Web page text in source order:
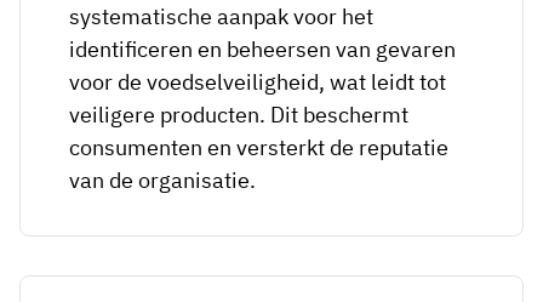
systematische aanpak voor het
identificeren en beheersen van gevaren
voor de voedselveiligheid, wat leidt tot
veiligere producten. Dit beschermt
consumenten en versterkt de reputatie
van de organisatie.